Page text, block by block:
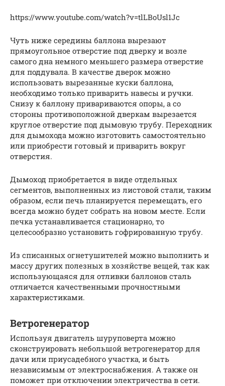
https://www.youtube.com/watch?v=tlLBoUsl1Jc
Чуть ниже середины баллона вырезают
прямоугольное отверстие под дверку и возле
самого дна немного меньшего размера отверстие
для поддувала. В качестве дверок можно
использовать вырезанные куски баллона,
необходимо только приварить навесы и ручки.
Снизу к баллону привариваются опоры, а со
стороны противоположной дверкам вырезается
круглое отверстие под дымовую трубу. Переходник
для дымохода можно изготовить самостоятельно
или приобрести готовый и приварить вокруг
отверстия.
Дымоход приобретается в виде отдельных
сегментов, выполненных из листовой стали, таким
образом, если печь планируется перемещать, его
всегда можно будет собрать на новом месте. Если
печка устанавливается стационарно, то
целесообразно установить гофрированную трубу.
Из списанных огнетушителей можно выполнить и
массу других полезных в хозяйстве вещей, так как
использующаяся для отливки баллонов сталь
отличается качественными прочностными
характеристиками.
Ветрогенератор
Используя двигатель шуруповерта можно
сконструировать небольшой ветрогенератор для
дачи или приусадебного участка, и быть
независимым от электроснабжения. А также он
поможет при отключении электричества в сети.